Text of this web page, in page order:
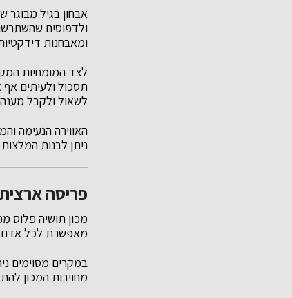
אבחון בגיל
ולדפוסים שהשתרשו
ומאבחנות
לצד המומחיות
תסכול ולעיתים
לשאול ולקבל מענה
האווירה הנעימה
ניתן לבנות המלצות
פריסה
מכון תושיה פלוס
מאפשרת לכל אדם
במקרים מסוימים
מחויבות המכון